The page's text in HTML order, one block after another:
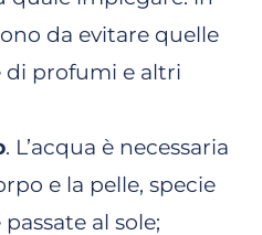
da evitare quelle
di profumi e altri
. L’acqua è necessaria
e la pelle, specie
al sole;